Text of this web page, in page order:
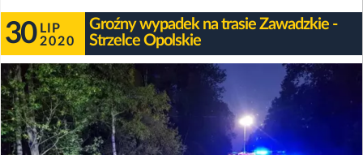
30 LIP
2020
Groźny wypadek na trasie Zawadzkie -
Strzelce Opolskie